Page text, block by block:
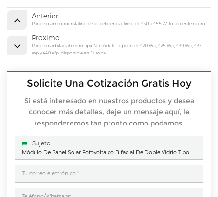
Anterior
Panel solar monocristalino de alta eficiencia Jinko de 430 a 455 W, totalmente negro
Próximo
Panel solar bifacial negro tipo N, módulo Topcon de 420 Wp, 425 Wp, 430 Wp, 435
Wp y 440 Wp, disponible en Europa.
Solicite Una Cotización Gratis Hoy
Si está interesado en nuestros productos y desea
conocer más detalles, deje un mensaje aquí, le
responderemos tan pronto como podamos.
Sujeto :